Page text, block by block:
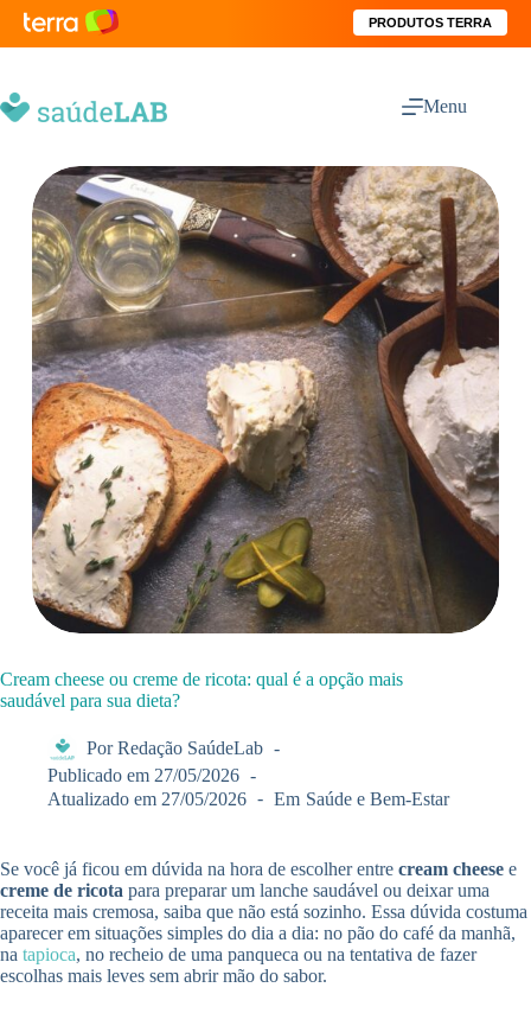
PRODUTOS TERRA
Menu
Cream cheese ou creme de ricota: qual é a opção mais
saudável para sua dieta?
Por Redação SaúdeLab
Publicado em 27/05/2026
Atualizado em 27/05/2026 Em Saúde e Bem-Estar
Se você já ficou em dúvida na hora de escolher entre cream cheese e
creme de ricota para preparar um lanche saudável ou deixar uma
receita mais cremosa, saiba que não está sozinho. Essa dúvida costuma
aparecer em situações simples do dia a dia: no pão do café da manhã,
na tapioca, no recheio de uma panqueca ou na tentativa de fazer
escolhas mais leves sem abrir mão do sabor.